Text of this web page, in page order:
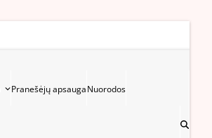
Pranešėjų apsaugaNuorodos